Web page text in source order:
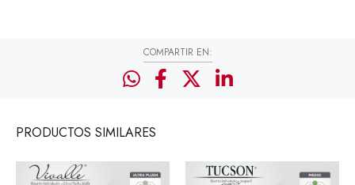
COMPARTIR EN:
PRODUCTOS SIMILARES